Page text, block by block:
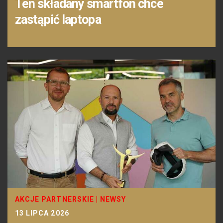
Ten składany smartfon chce
zastąpić laptopa
AKCJE PARTNERSKIE
NEWSY
13 LIPCA 2026